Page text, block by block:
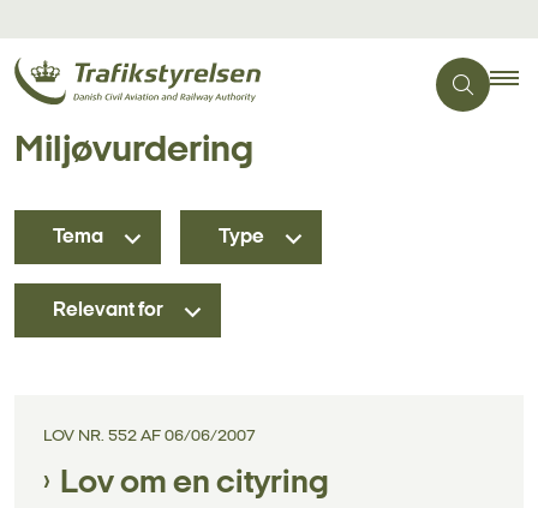
Miljøvurdering
Tema Type
Relevant for
LOV NR. 552 AF 06/06/2007
Lov om en cityring